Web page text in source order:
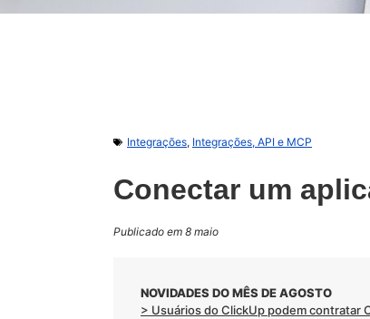
Integrações, Integrações, API e MCP
Conectar um
Publicado em 8 maio
NOVIDADES DO MÊS DE AGOSTO
> Usuários do ClickUp podem contratar